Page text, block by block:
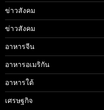
ข่าวสังคม
ข่าวสังคม
อาหารจีน
อาหารอเมริกัน
อาหารใต้
เศรษฐกิจ